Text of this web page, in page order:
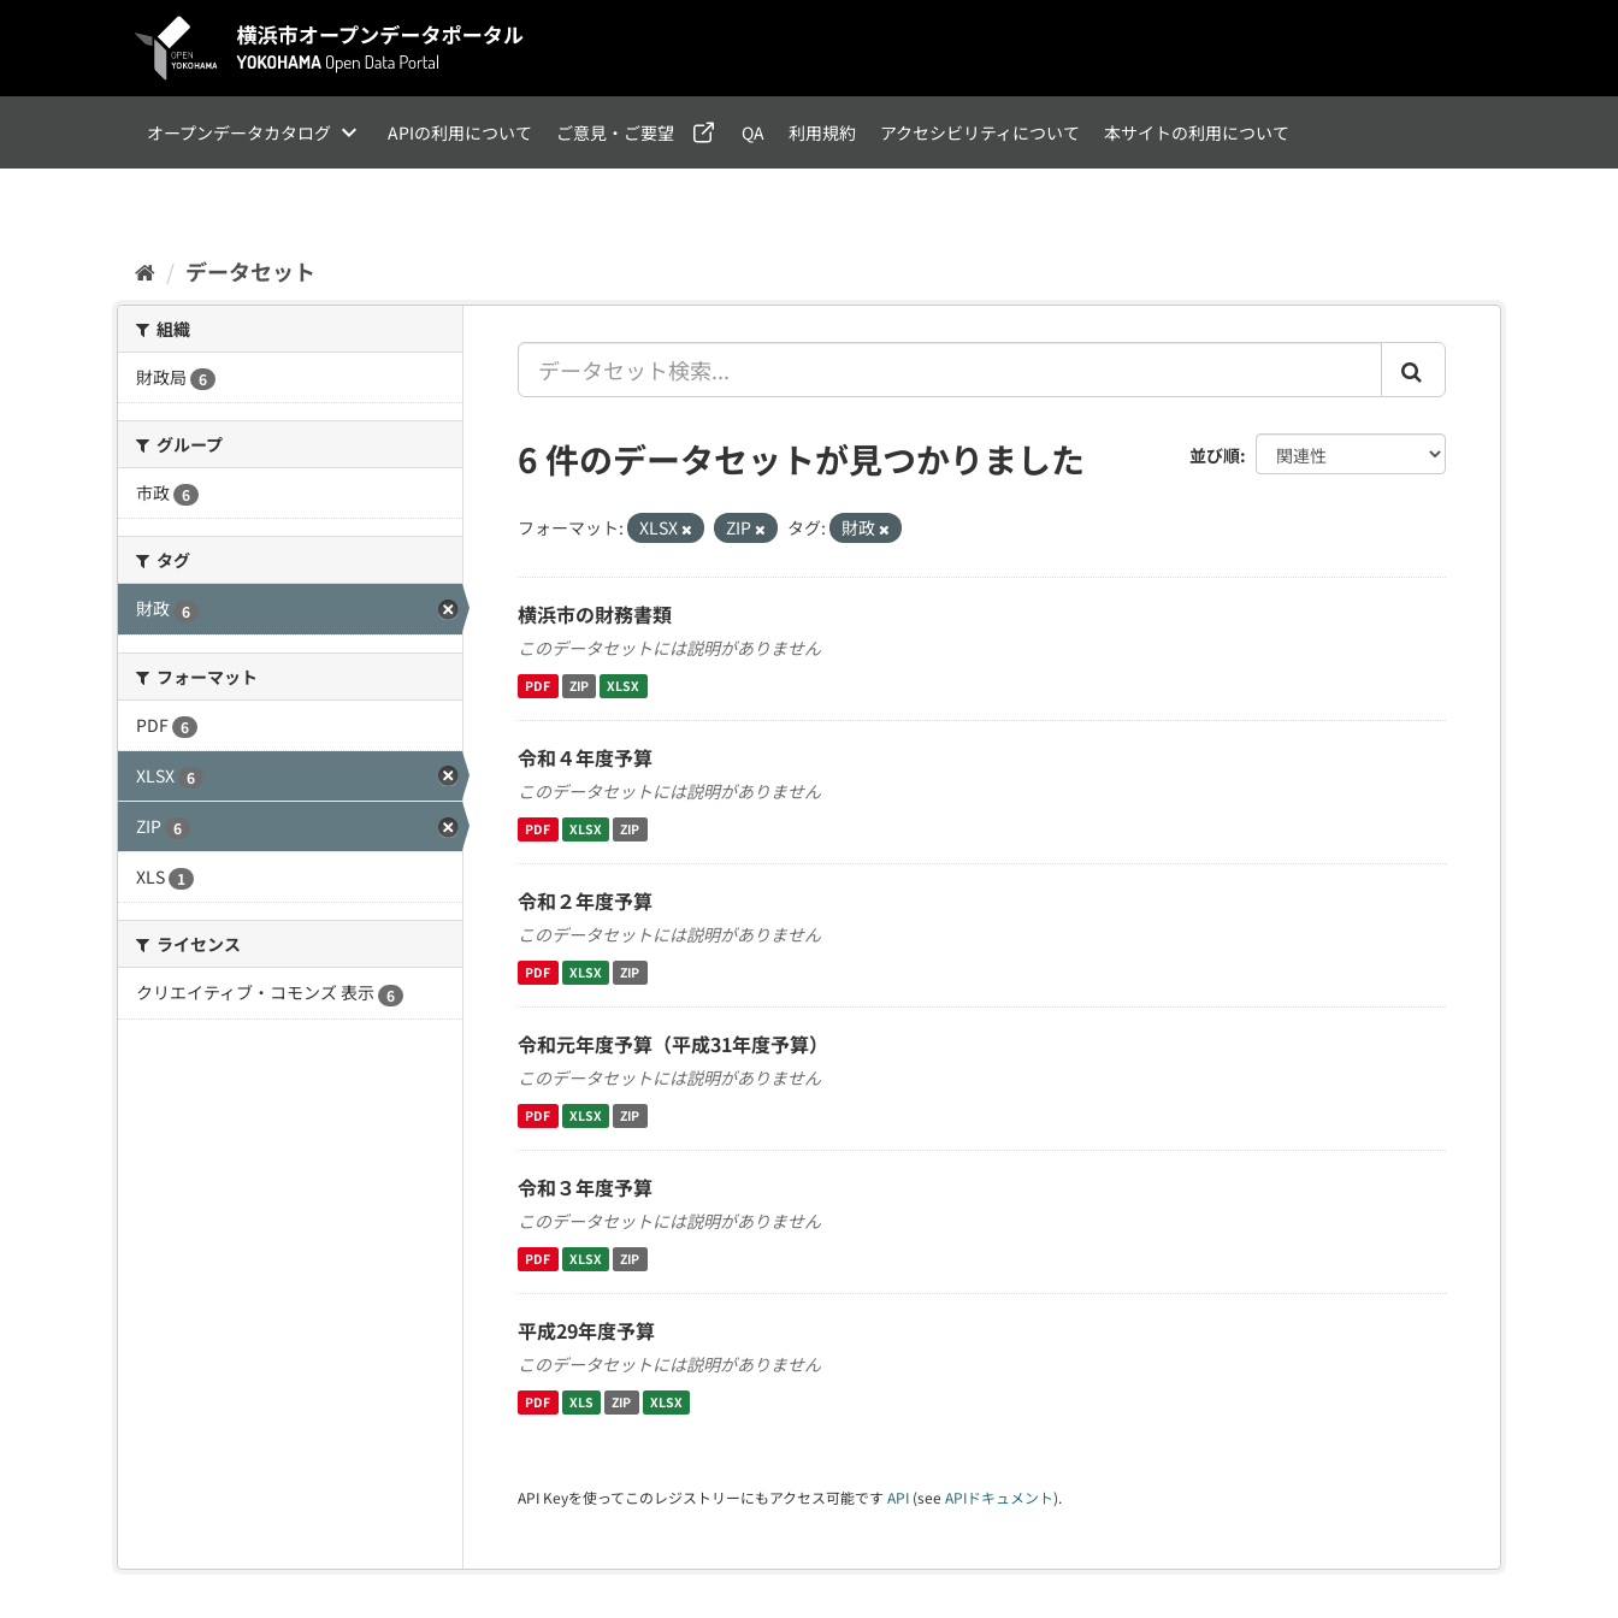
オープンデータカタログ APIの利用について ご意見・ご要望 QA 利用規約 アクセシビリティについて 本サイトの利用について
データセット
組織
財政局
6
グループ
市政 6
タグ
財政 6
フォーマット
PDF 6
XLSX 6
ZIP 6
XLS 1
ライセンス
クリエイティブ・コモンズ 表示 6
並び順
6 件のデータセットが見つかりました
フォーマット: XLSX ZIP タグ: 財政
横浜市の財務書類
このデータセットには説明がありません
PDF ZIP XLSX
令和４年度予算
このデータセットには説明がありません
PDF XLSX ZIP
令和２年度予算
このデータセットには説明がありません
PDF XLSX ZIP
令和元年度予算（平成31年度予算）
このデータセットには説明がありません
PDF XLSX ZIP
令和３年度予算
このデータセットには説明がありません
PDF XLSX ZIP
平成29年度予算
このデータセットには説明がありません
PDF XLS ZIP XLSX
API Keyを使ってこのレジストリーにもアクセス可能です API (see APIドキュメント).